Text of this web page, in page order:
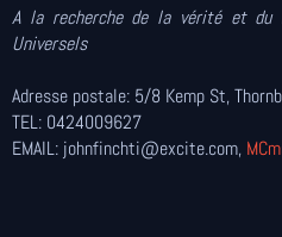
A la recherche de la vérité et du
Universels
Adresse postale: 5/8 Kemp St,
TEL: 0424009627
EMAIL: johnfinchti@excite.com,